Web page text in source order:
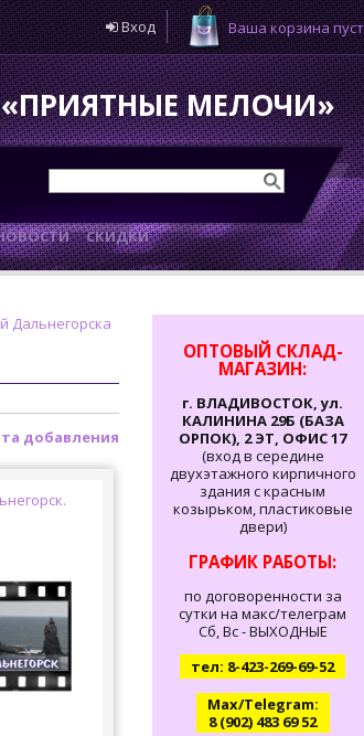
Ваша корзина
Вход
МЕЛОЧИ»
СКИДКИ
Дальнегорска
добавления
ОПТОВЫЙ СКЛАД-
МАГАЗИН:
г. ВЛАДИВОСТОК, ул.
КАЛИНИНА 29Б (БАЗА
ОРПОК), 2 ЭТ, ОФИС 17
(вход в середине
двухэтажного кирпичного
здания с красным
козырьком, пластиковые
двери)
ГРАФИК РАБОТЫ:
по договоренности за
сутки на макс/телеграм
Сб, Вс - ВЫХОДНЫЕ
тел: 8-423-269-69-52
Max/Telegram:
8 (902) 483 69 52